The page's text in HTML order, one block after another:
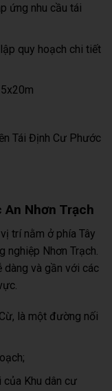
ứng nhu cầu tái
quy hoạch chi tiết
Tái Định Cư Phước
Nhơn Trạch
trí nằm ở phía Tây
nghiệp Nhơn Trạch.
dàng và gần với các
là một đường nối
Khu dân cư